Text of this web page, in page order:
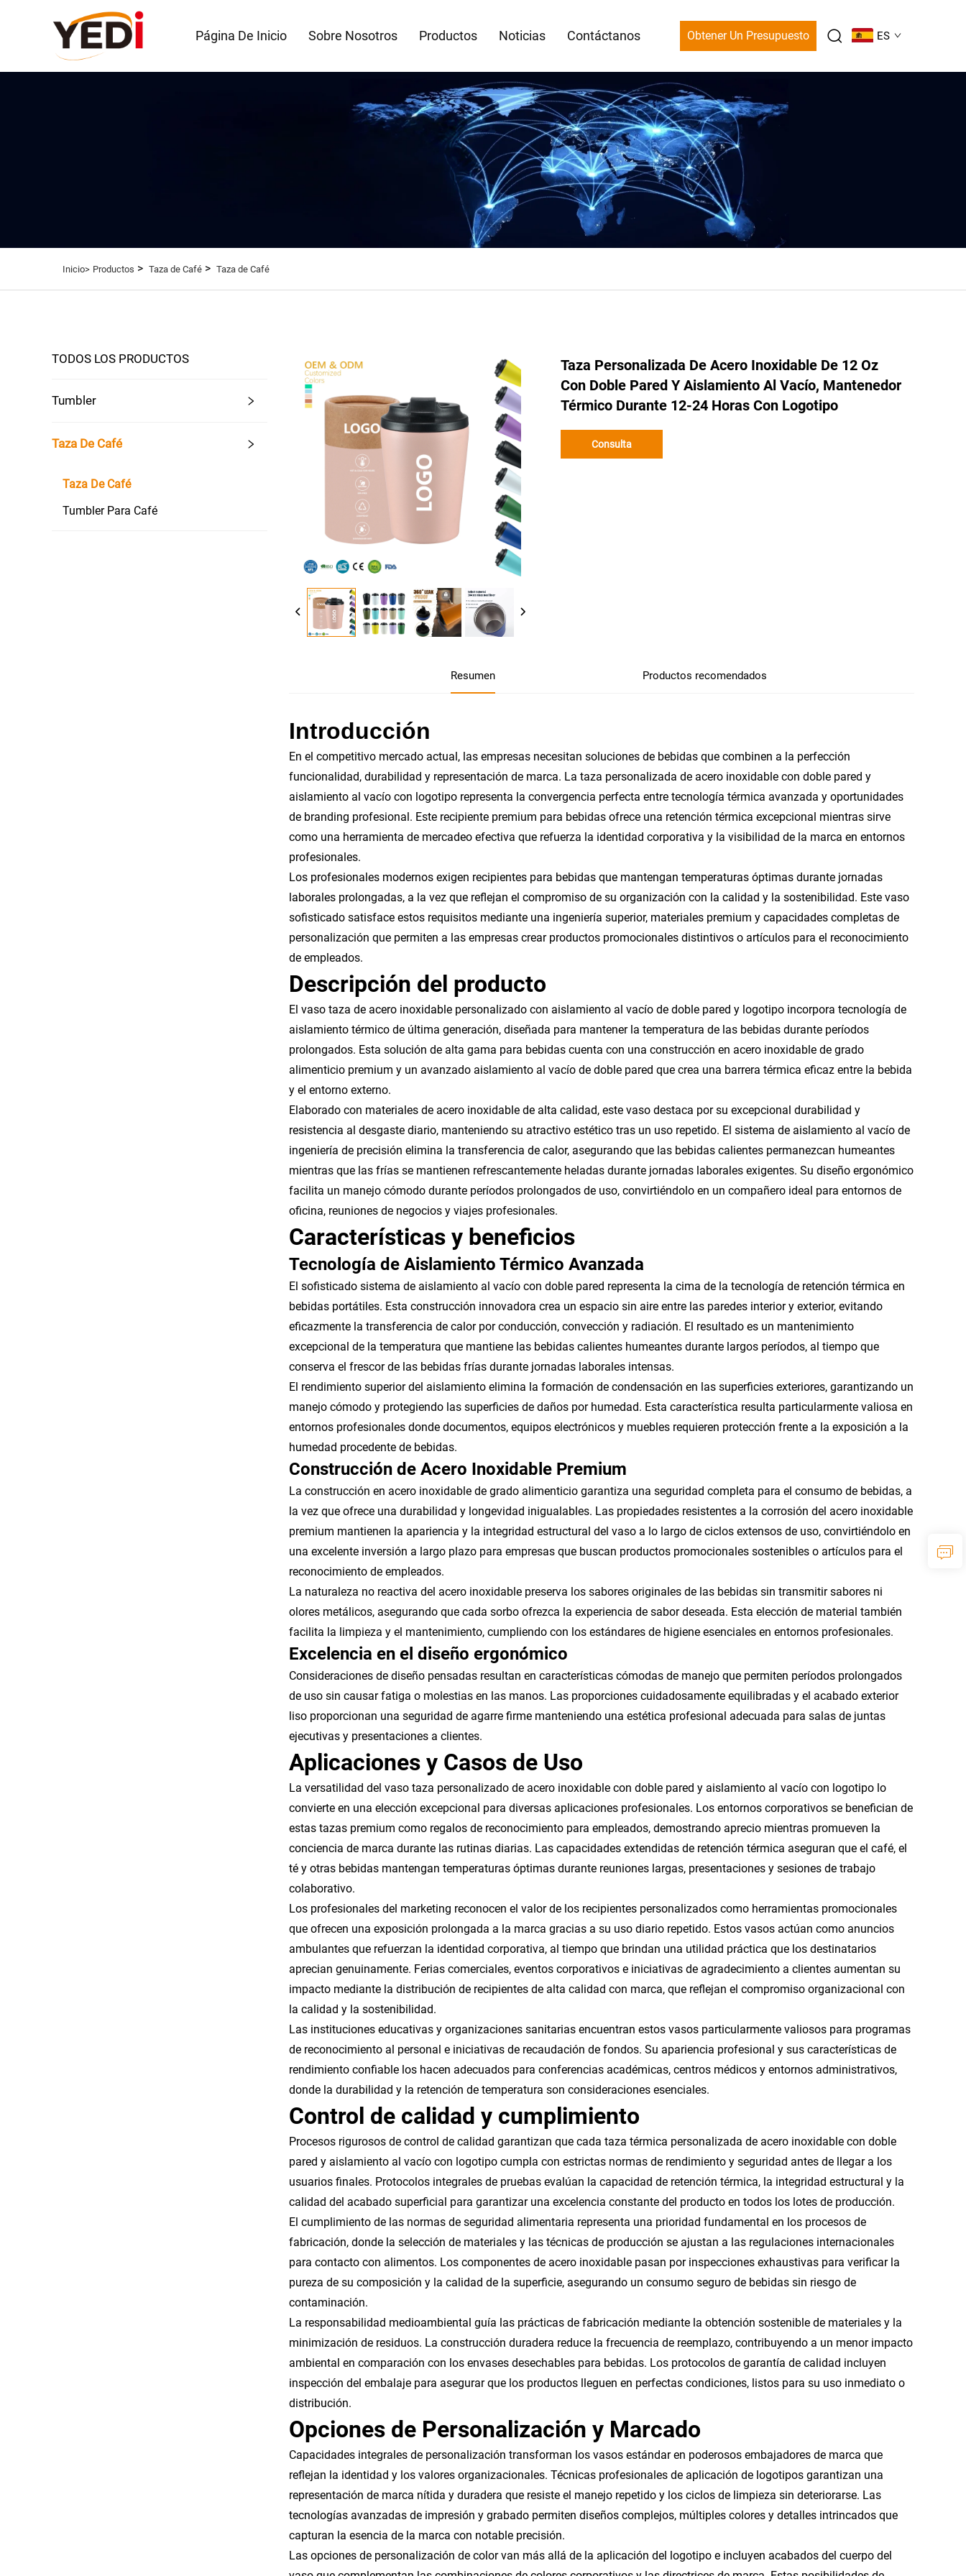
Página De Inicio Sobre Nosotros Productos Noticias Contáctanos Obtener Un Presupuesto ES
Inicio> Productos > Taza de Café > Taza de Café
TODOS LOS PRODUCTOS
Tumbler
Taza De Café
Taza De Café
Tumbler Para Café
Taza Personalizada De Acero Inoxidable De 12 Oz
Con Doble Pared Y Aislamiento Al Vacío, Mantenedor
Térmico Durante 12-24 Horas Con Logotipo
Consulta
Resumen Productos recomendados
Introducción
En el competitivo mercado actual, las empresas necesitan soluciones de bebidas que combinen a la perfección
funcionalidad, durabilidad y representación de marca. La taza personalizada de acero inoxidable con doble pared y
aislamiento al vacío con logotipo representa la convergencia perfecta entre tecnología térmica avanzada y oportunidades
de branding profesional. Este recipiente premium para bebidas ofrece una retención térmica excepcional mientras sirve
como una herramienta de mercadeo efectiva que refuerza la identidad corporativa y la visibilidad de la marca en entornos
profesionales.
Los profesionales modernos exigen recipientes para bebidas que mantengan temperaturas óptimas durante jornadas
laborales prolongadas, a la vez que reflejan el compromiso de su organización con la calidad y la sostenibilidad. Este vaso
sofisticado satisface estos requisitos mediante una ingeniería superior, materiales premium y capacidades completas de
personalización que permiten a las empresas crear productos promocionales distintivos o artículos para el reconocimiento
de empleados.
Descripción del producto
El vaso taza de acero inoxidable personalizado con aislamiento al vacío de doble pared y logotipo incorpora tecnología de
aislamiento térmico de última generación, diseñada para mantener la temperatura de las bebidas durante períodos
prolongados. Esta solución de alta gama para bebidas cuenta con una construcción en acero inoxidable de grado
alimenticio premium y un avanzado aislamiento al vacío de doble pared que crea una barrera térmica eficaz entre la bebida
y el entorno externo.
Elaborado con materiales de acero inoxidable de alta calidad, este vaso destaca por su excepcional durabilidad y
resistencia al desgaste diario, manteniendo su atractivo estético tras un uso repetido. El sistema de aislamiento al vacío de
ingeniería de precisión elimina la transferencia de calor, asegurando que las bebidas calientes permanezcan humeantes
mientras que las frías se mantienen refrescantemente heladas durante jornadas laborales exigentes. Su diseño ergonómico
facilita un manejo cómodo durante períodos prolongados de uso, convirtiéndolo en un compañero ideal para entornos de
oficina, reuniones de negocios y viajes profesionales.
Características y beneficios
Tecnología de Aislamiento Térmico Avanzada
El sofisticado sistema de aislamiento al vacío con doble pared representa la cima de la tecnología de retención térmica en
bebidas portátiles. Esta construcción innovadora crea un espacio sin aire entre las paredes interior y exterior, evitando
eficazmente la transferencia de calor por conducción, convección y radiación. El resultado es un mantenimiento
excepcional de la temperatura que mantiene las bebidas calientes humeantes durante largos períodos, al tiempo que
conserva el frescor de las bebidas frías durante jornadas laborales intensas.
El rendimiento superior del aislamiento elimina la formación de condensación en las superficies exteriores, garantizando un
manejo cómodo y protegiendo las superficies de daños por humedad. Esta característica resulta particularmente valiosa en
entornos profesionales donde documentos, equipos electrónicos y muebles requieren protección frente a la exposición a la
humedad procedente de bebidas.
Construcción de Acero Inoxidable Premium
La construcción en acero inoxidable de grado alimenticio garantiza una seguridad completa para el consumo de bebidas, a
la vez que ofrece una durabilidad y longevidad inigualables. Las propiedades resistentes a la corrosión del acero inoxidable
premium mantienen la apariencia y la integridad estructural del vaso a lo largo de ciclos extensos de uso, convirtiéndolo en
una excelente inversión a largo plazo para empresas que buscan productos promocionales sostenibles o artículos para el
reconocimiento de empleados.
La naturaleza no reactiva del acero inoxidable preserva los sabores originales de las bebidas sin transmitir sabores ni
olores metálicos, asegurando que cada sorbo ofrezca la experiencia de sabor deseada. Esta elección de material también
facilita la limpieza y el mantenimiento, cumpliendo con los estándares de higiene esenciales en entornos profesionales.
Excelencia en el diseño ergonómico
Consideraciones de diseño pensadas resultan en características cómodas de manejo que permiten períodos prolongados
de uso sin causar fatiga o molestias en las manos. Las proporciones cuidadosamente equilibradas y el acabado exterior
liso proporcionan una seguridad de agarre firme manteniendo una estética profesional adecuada para salas de juntas
ejecutivas y presentaciones a clientes.
Aplicaciones y Casos de Uso
La versatilidad del vaso taza personalizado de acero inoxidable con doble pared y aislamiento al vacío con logotipo lo
convierte en una elección excepcional para diversas aplicaciones profesionales. Los entornos corporativos se benefician de
estas tazas premium como regalos de reconocimiento para empleados, demostrando aprecio mientras promueven la
conciencia de marca durante las rutinas diarias. Las capacidades extendidas de retención térmica aseguran que el café, el
té y otras bebidas mantengan temperaturas óptimas durante reuniones largas, presentaciones y sesiones de trabajo
colaborativo.
Los profesionales del marketing reconocen el valor de los recipientes personalizados como herramientas promocionales
que ofrecen una exposición prolongada a la marca gracias a su uso diario repetido. Estos vasos actúan como anuncios
ambulantes que refuerzan la identidad corporativa, al tiempo que brindan una utilidad práctica que los destinatarios
aprecian genuinamente. Ferias comerciales, eventos corporativos e iniciativas de agradecimiento a clientes aumentan su
impacto mediante la distribución de recipientes de alta calidad con marca, que reflejan el compromiso organizacional con
la calidad y la sostenibilidad.
Las instituciones educativas y organizaciones sanitarias encuentran estos vasos particularmente valiosos para programas
de reconocimiento al personal e iniciativas de recaudación de fondos. Su apariencia profesional y sus características de
rendimiento confiable los hacen adecuados para conferencias académicas, centros médicos y entornos administrativos,
donde la durabilidad y la retención de temperatura son consideraciones esenciales.
Control de calidad y cumplimiento
Procesos rigurosos de control de calidad garantizan que cada taza térmica personalizada de acero inoxidable con doble
pared y aislamiento al vacío con logotipo cumpla con estrictas normas de rendimiento y seguridad antes de llegar a los
usuarios finales. Protocolos integrales de pruebas evalúan la capacidad de retención térmica, la integridad estructural y la
calidad del acabado superficial para garantizar una excelencia constante del producto en todos los lotes de producción.
El cumplimiento de las normas de seguridad alimentaria representa una prioridad fundamental en los procesos de
fabricación, donde la selección de materiales y las técnicas de producción se ajustan a las regulaciones internacionales
para contacto con alimentos. Los componentes de acero inoxidable pasan por inspecciones exhaustivas para verificar la
pureza de su composición y la calidad de la superficie, asegurando un consumo seguro de bebidas sin riesgo de
contaminación.
La responsabilidad medioambiental guía las prácticas de fabricación mediante la obtención sostenible de materiales y la
minimización de residuos. La construcción duradera reduce la frecuencia de reemplazo, contribuyendo a un menor impacto
ambiental en comparación con los envases desechables para bebidas. Los protocolos de garantía de calidad incluyen
inspección del embalaje para asegurar que los productos lleguen en perfectas condiciones, listos para su uso inmediato o
distribución.
Opciones de Personalización y Marcado
Capacidades integrales de personalización transforman los vasos estándar en poderosos embajadores de marca que
reflejan la identidad y los valores organizacionales. Técnicas profesionales de aplicación de logotipos garantizan una
representación de marca nítida y duradera que resiste el manejo repetido y los ciclos de limpieza sin deteriorarse. Las
tecnologías avanzadas de impresión y grabado permiten diseños complejos, múltiples colores y detalles intrincados que
capturan la esencia de la marca con notable precisión.
Las opciones de personalización de color van más allá de la aplicación del logotipo e incluyen acabados del cuerpo del